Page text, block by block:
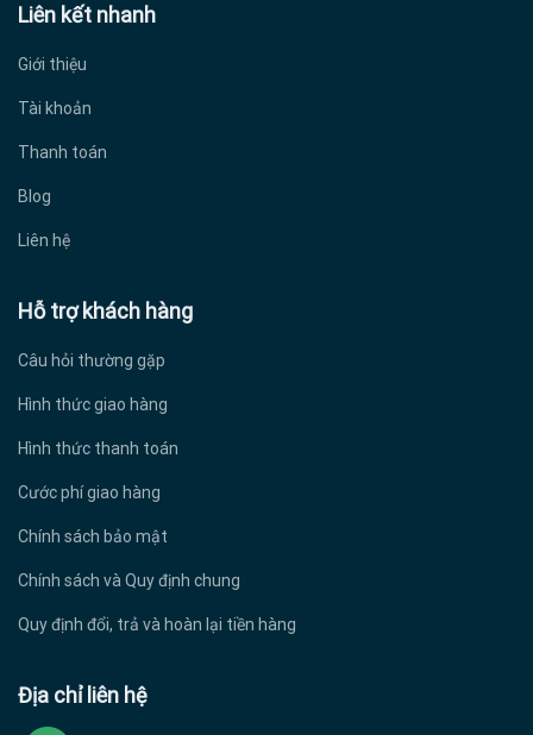
Liên kết nhanh
Giới thiệu
Tài khoản
Thanh toán
Blog
Liên hệ
Hỗ trợ khách hàng
Câu hỏi thường gặp
Hình thức giao hàng
Hình thức thanh toán
Cước phí giao hàng
Chính sách bảo mật
Chính sách và Quy định chung
Quy định đổi, trả và hoàn lại tiền hàng
Địa chỉ liên hệ